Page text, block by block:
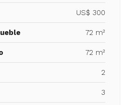
US$ 300
72 m²
72 m²
2
3